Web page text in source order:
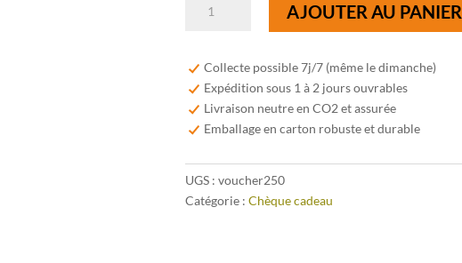
cadeau
AJOUTER AU PANIER
Collecte possible 7j/7 (même le dimanche)
Expédition sous 1 à 2 jours ouvrables
Livraison neutre en CO2 et assurée
Emballage en carton robuste et durable
UGS : voucher250
Catégorie : Chèque cadeau